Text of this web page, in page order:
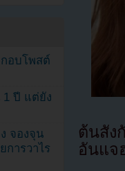
ต้นสัง
อันแจ
อบโพสต์
1 ปี แต่ยัง
จองจุน
การวาไร